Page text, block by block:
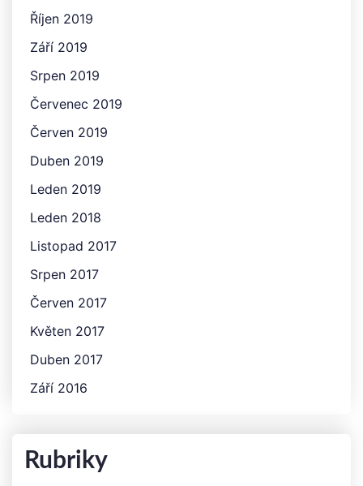
Říjen 2019
Září 2019
Srpen 2019
Červenec 2019
Červen 2019
Duben 2019
Leden 2019
Leden 2018
Listopad 2017
Srpen 2017
Červen 2017
Květen 2017
Duben 2017
Září 2016
Rubriky